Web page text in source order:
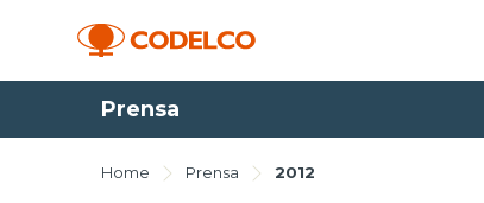
Prensa
Home Prensa 2012